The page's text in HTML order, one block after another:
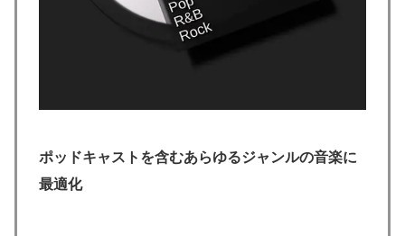
ポッドキャストを含むあらゆるジャンルの音楽に
最適化